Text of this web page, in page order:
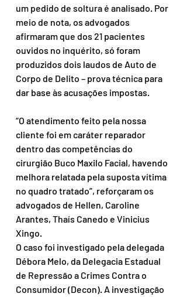
um pedido de soltura é analisado. Por
meio de nota, os advogados
afirmaram que dos 21 pacientes
ouvidos no inquérito, só foram
produzidos dois laudos de Auto de
Corpo de Delito – prova técnica para
dar base às acusações impostas.
“O atendimento feito pela nossa
cliente foi em caráter reparador
dentro das competências do
cirurgião Buco Maxilo Facial, havendo
melhora relatada pela suposta vítima
no quadro tratado”, reforçaram os
advogados de Hellen, Caroline
Arantes, Thaís Canedo e Vinicius
Xingo.
O caso foi investigado pela delegada
Débora Melo, da Delegacia Estadual
de Repressão a Crimes Contra o
Consumidor (Decon). A investigação